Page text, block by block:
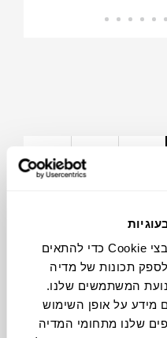
אנחנו משתמשים בקובצי Cookie כדי להתאים
לספק תכונות של מדיה
המשתמשים שלנו.
מידע על אופן השימוש
שלנו מתחומי המדיה
MD HOUSEהיא